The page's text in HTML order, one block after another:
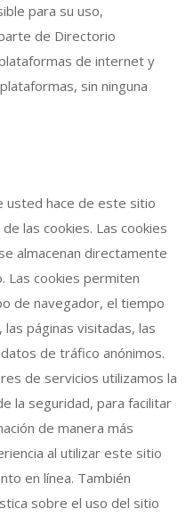
para su uso,
de Directorio
de internet y
sin ninguna
usted hace de este sitio
las cookies. Las cookies
almacenan directamente
Las cookies permiten
de navegador, el tiempo
páginas visitadas, las
de tráfico anónimos.
de servicios utilizamos la
la seguridad, para facilitar
de manera más
al utilizar este sitio
en línea. También
sobre el uso del sitio